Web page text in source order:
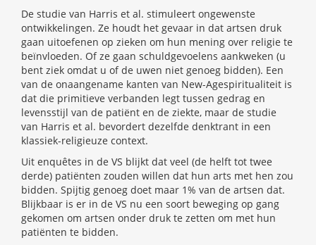
De studie van Harris et al. stimuleert ongewenste
ontwikkelingen. Ze houdt het gevaar in dat artsen druk
gaan uitoefenen op zieken om hun mening over religie te
beïnvloeden. Of ze gaan schuldgevoelens aankweken (u
bent ziek omdat u of de uwen niet genoeg bidden). Een
van de onaangename kanten van New-Agespiritualiteit is
dat die primitieve verbanden legt tussen gedrag en
levensstijl van de patiënt en de ziekte, maar de studie
van Harris et al. bevordert dezelfde denktrant in een
klassiek-religieuze context.
Uit enquêtes in de VS blijkt dat veel (de helft tot twee
derde) patiënten zouden willen dat hun arts met hen zou
bidden. Spijtig genoeg doet maar 1% van de artsen dat.
Blijkbaar is er in de VS nu een soort beweging op gang
gekomen om artsen onder druk te zetten om met hun
patiënten te bidden.